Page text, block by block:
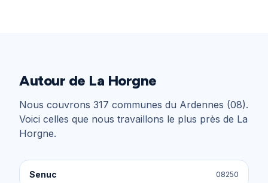
Autour de La Horgne
Nous couvrons 317 communes du Ardennes (08).
Voici celles que nous travaillons le plus près de La
Horgne.
Senuc 08250